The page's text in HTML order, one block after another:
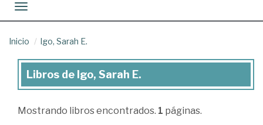
Toggle navigation
Inicio Igo, Sarah E.
Libros
Igo,
Libros de Igo, Sarah E.
Mostrando libros encontrados. 1 páginas.